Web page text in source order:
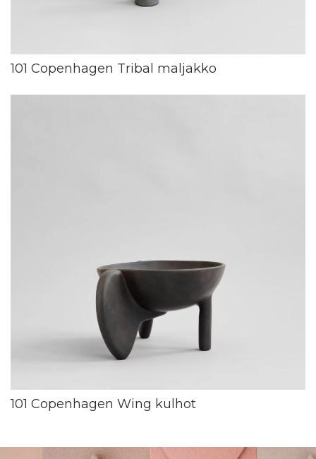
101 Copenhagen Tribal maljakko
101 Copenhagen Wing kulhot